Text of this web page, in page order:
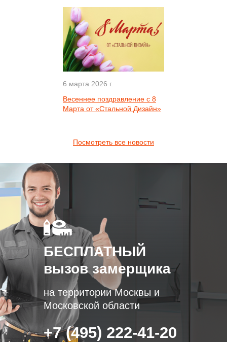
6 марта 2026 г.
Весеннее поздравление с 8
Марта от «Стальной Дизайн»
Посмотреть все новости
БЕСПЛАТНЫЙ
вызов замерщика
на территории Москвы и
Московской области
+7 (495) 222-41-20